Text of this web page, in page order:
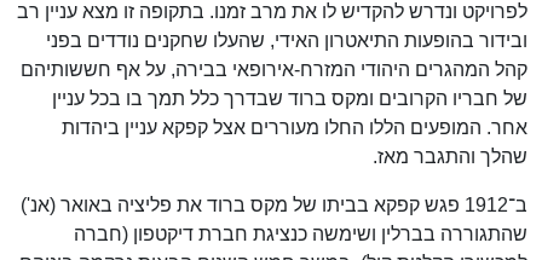
לפרויקט ונדרש להקדיש לו את מרב זמנו. בתקופה זו מצא עניין רב
ובידור בהופעות התיאטרון האידי, שהעלו שחקנים נודדים בפני
קהל המהגרים היהודי המזרח-אירופאי בבירה, על אף חששותיהם
של חבריו הקרובים ומקס ברוד שבדרך כלל תמך בו בכל עניין
אחר. המופעים הללו החלו מעוררים אצל קפקא עניין ביהדות
שהלך והתגבר מאז.
ב־1912 פגש קפקא בביתו של מקס ברוד את פליציה באואר (אנ')
שהתגוררה בברלין ושימשה כנציגת חברת דיקטפון (חברה